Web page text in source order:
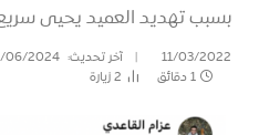
بسبب تهديد العميد يحيى
11/03/2022 آخر تحديث: 06/2024
1 دقائق
2زيارة